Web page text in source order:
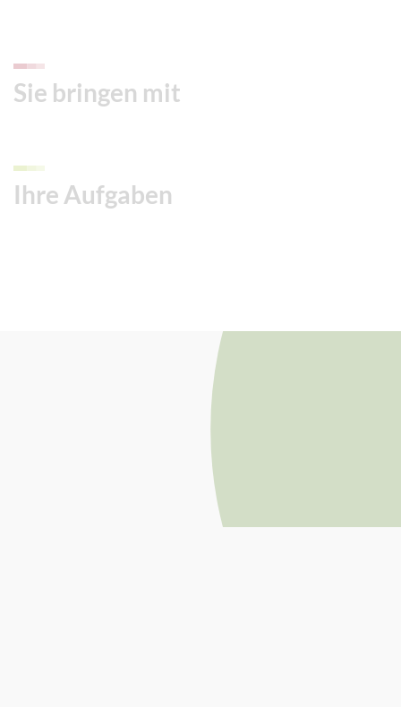
Sie bringen mit
Ihre Aufgaben